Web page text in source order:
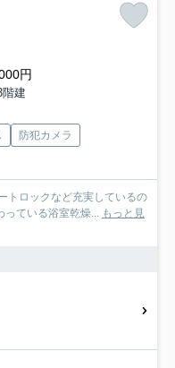
円
建
防犯カメラ
トロックなど充実しているの
ている浴室乾燥...
もっと見